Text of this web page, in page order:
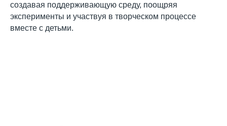
создавая поддерживающую среду, поощряя
эксперименты и участвуя в творческом процессе
вместе с детьми.